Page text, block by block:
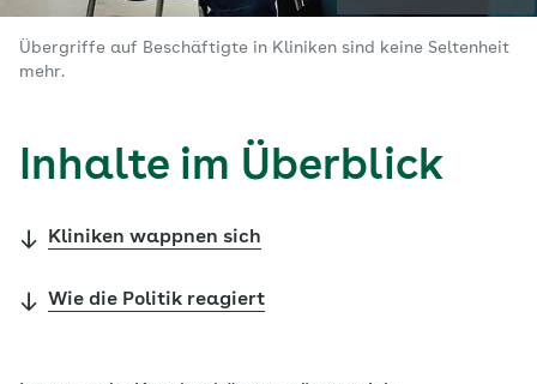
Übergriffe auf Beschäftigte in Kliniken sind keine Seltenheit
mehr.
Inhalte im Überblick
Kliniken wappnen sich
Wie die Politik reagiert